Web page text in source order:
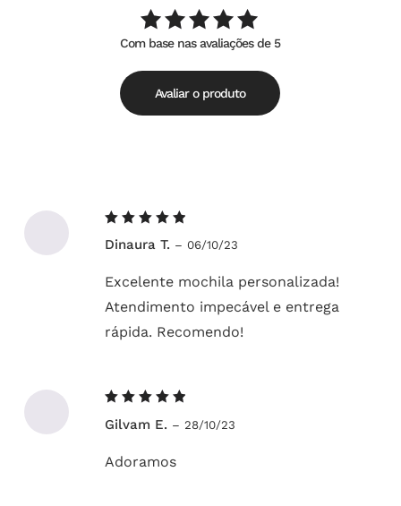
Avaliação
5.00de
5
Com base nas avaliações de 5
Avaliar o produto
5de 5
Dinaura T. – 06/10/23
Excelente mochila personalizada!
Atendimento impecável e entrega
rápida. Recomendo!
5de 5
Gilvam E. – 28/10/23
Adoramos